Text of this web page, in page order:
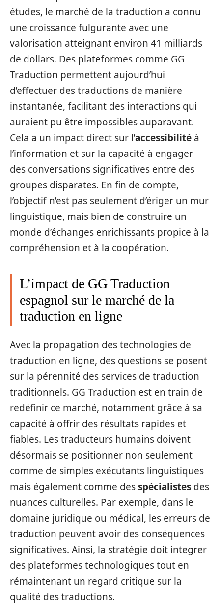
études, le marché de la traduction a connu
une croissance fulgurante avec une
valorisation atteignant environ 41 milliards
de dollars. Des plateformes comme GG
Traduction permettent aujourd’hui
d’effectuer des traductions de manière
instantanée, facilitant des interactions qui
auraient pu être impossibles auparavant.
Cela a un impact direct sur l’accessibilité à
l’information et sur la capacité à engager
des conversations significatives entre des
groupes disparates. En fin de compte,
l’objectif n’est pas seulement d’ériger un mur
linguistique, mais bien de construire un
monde d’échanges enrichissants propice à la
compréhension et à la coopération.
L’impact de GG Traduction
espagnol sur le marché de la
traduction en ligne
Avec la propagation des technologies de
traduction en ligne, des questions se posent
sur la pérennité des services de traduction
traditionnels. GG Traduction est en train de
redéfinir ce marché, notamment grâce à sa
capacité à offrir des résultats rapides et
fiables. Les traducteurs humains doivent
désormais se positionner non seulement
comme de simples exécutants linguistiques
mais également comme desspécialistes des
nuances culturelles. Par exemple, dans le
domaine juridique ou médical, les erreurs de
traduction peuvent avoir des conséquences
significatives. Ainsi, la stratégie doit integrer
des plateformes technologiques tout en
rémaintenant un regard critique sur la
qualité des traductions.